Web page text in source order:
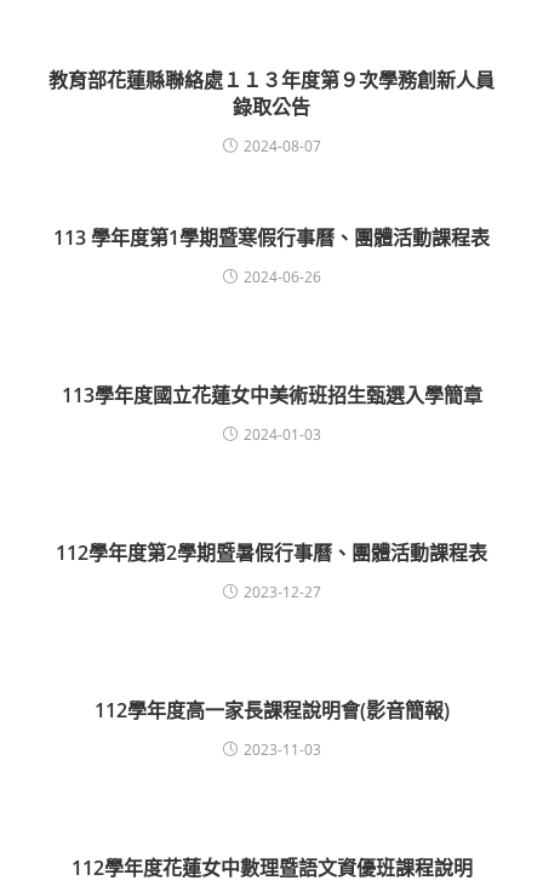
教育部花蓮縣聯絡處１１３年度第９次學務創新人員
錄取公告
2024-08-07
113 學年度第1學期暨寒假行事曆、團體活動課程表
2024-06-26
113學年度國立花蓮女中美術班招生甄選入學簡章
2024-01-03
112學年度第2學期暨暑假行事曆、團體活動課程表
2023-12-27
112學年度高一家長課程說明會(影音簡報)
2023-11-03
112學年度花蓮女中數理暨語文資優班課程說明